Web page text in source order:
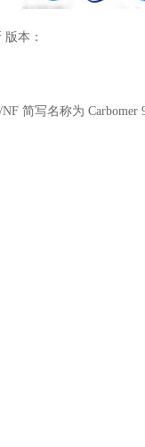
本：
简写名称为 Carbomer